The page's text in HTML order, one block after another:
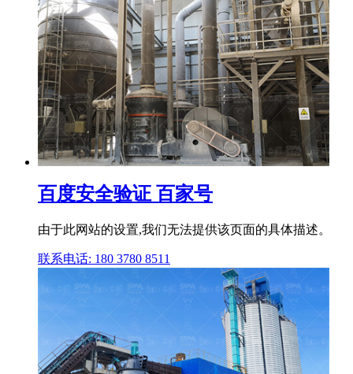
百度安全验证 百家号
由于此网站的设置,我们无法提供该页面的具体描述。
联系电话: 180 3780 8511